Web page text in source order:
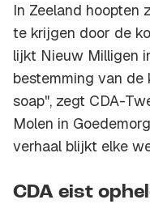
In Zeeland hoopten
te krijgen door de
lijkt Nieuw Milligen
bestemming van de
soap", zegt CDA-
Molen in
verhaal blijkt elke
CDA eist